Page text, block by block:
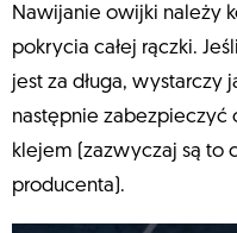
Nawijanie owijki należy
pokrycia całej rączki.
jest za długa, wystarczy
następnie zabezpieczyć
klejem (zazwyczaj są to
producenta).